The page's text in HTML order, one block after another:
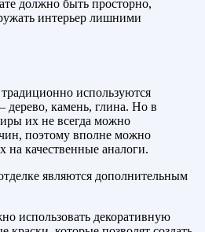
должно быть просторно,
интерьер лишними
используются
камень, глина. Но в
их не всегда можно
поэтому вполне можно
на качественные аналоги.
являются дополнительным
использовать декоративную